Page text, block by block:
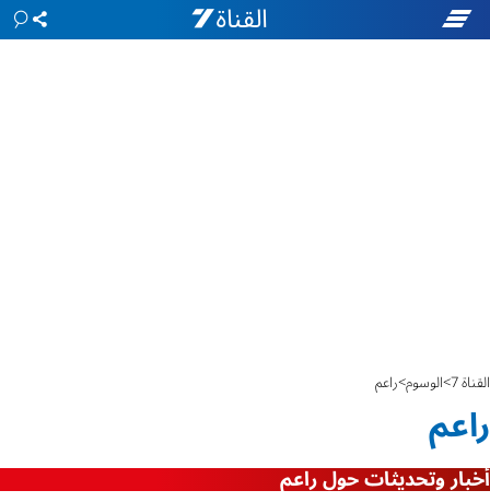
القناة 7 الوسوم راعم
راعم
أخبار وتحديثات حول راعم